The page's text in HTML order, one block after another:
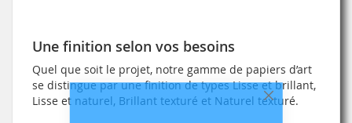
Fermer
Une finition selon vos besoins
Quel que soit le projet, notre gamme de papiers d’art
se distingue par une finition de types Lisse et brillant,
Lisse et naturel, Brillant texturé et Naturel texturé.